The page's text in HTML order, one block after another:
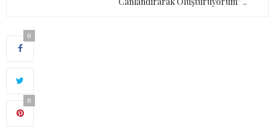
0
0